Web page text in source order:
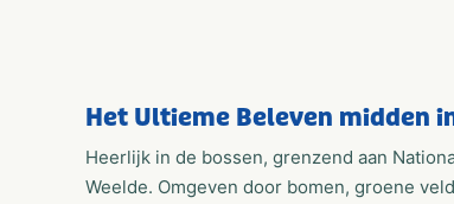
Het Ultieme Beleven midden
Heerlijk in de bossen, grenzend aan
Weelde. Omgeven door bomen, groene